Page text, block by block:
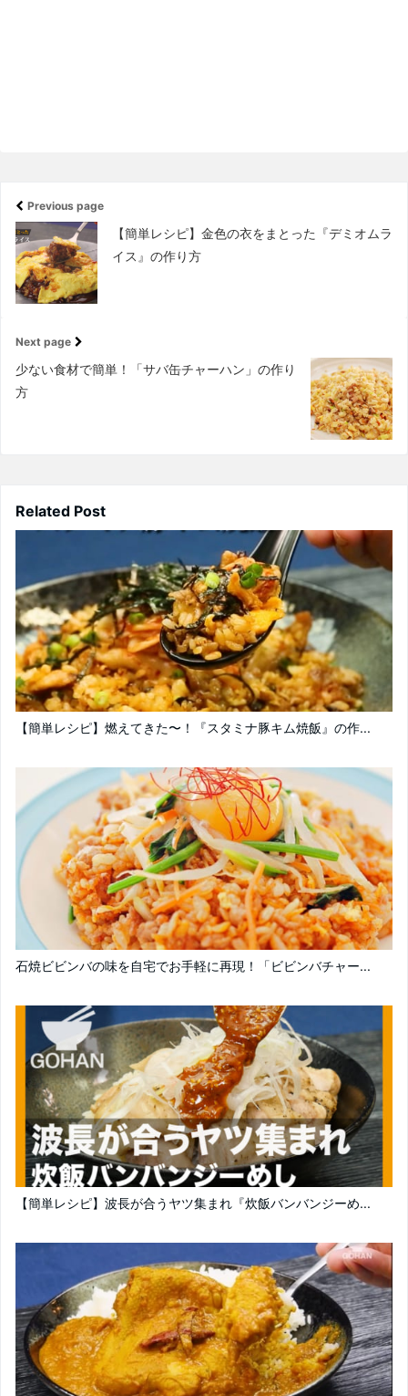
Previous page
【簡単レシピ】金色の衣をまとった『デミオムラ
イス』の作り方
Next page
少ない食材で簡単！「サバ缶チャーハン」の作り
方
Related Post
【簡単レシピ】燃えてきた〜！『スタミナ豚キム焼飯』の作...
石焼ビビンバの味を自宅でお手軽に再現！「ビビンバチャー...
【簡単レシピ】波長が合うヤツ集まれ『炊飯バンバンジーめ...